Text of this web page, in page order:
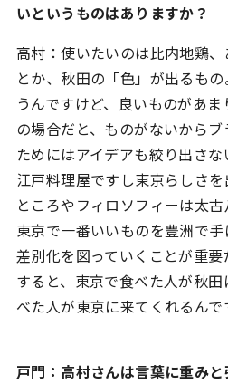
いというものはありますか？
高村：使いたいのは比内地鶏
とか、秋田の「色」が出るも
うんですけど、良いものがあ
の場合だと、ものがないから
ためにはアイデアも絞り出さ
江戸料理屋ですし東京らしさ
ところやフィロソフィーは太古
東京で一番いいものを豊洲で
差別化を図っていくことが重要
すると、東京で食べた人が秋
べた人が東京に来てくれるんで
戸門：高村さんは言葉に重み